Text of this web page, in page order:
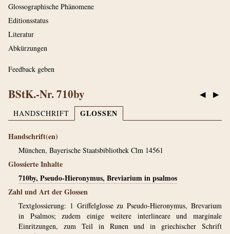
Glossographische Phänomene
Editionsstatus
Literatur
Abkürzungen
Feedback geben
◀ ▶
BStK.-Nr. 710by
HANDSCHRIFT GLOSSEN
Handschrift(en)
München, Bayerische Staatsbibliothek Clm 14561
Glossierte Inhalte
710by, Pseudo-Hieronymus, Breviarium in psalmos
Zahl und Art der Glossen
Textglossierung: 1 Griffelglosse zu Pseudo-Hieronymus, Brevarium
in Psalmos; zudem einige weitere interlineare und marginale
Einritzungen, zum Teil in Runen und in griechischer Schrift